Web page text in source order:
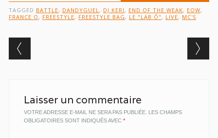
TAGGED BATTLE, DANDYGUEL, DJ KERI , END OF THE WEAK, EOW,
FRANCE O , FREESTYLE, FREESTYLE BAG , LE "LAB Ô" , LIVE, MC'S
Post navigation
Laisser un commentaire
VOTRE ADRESSE E-MAIL NE SERA PAS PUBLIÉE. LES CHAMPS
OBLIGATOIRES SONT INDIQUÉS AVEC *